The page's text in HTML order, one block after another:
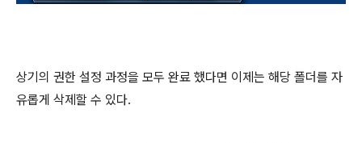
상기의 권한 설정 과정을 모두 완료 했다면 이제는 해당 폴더를 자
유롭게 삭제할 수 있다.